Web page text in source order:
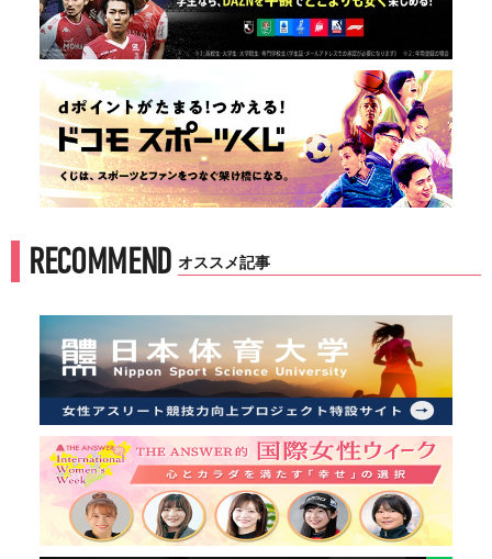
RECOMMEND オススメ記事